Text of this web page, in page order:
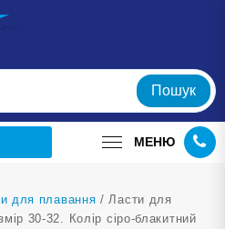
Пошук
МЕНЮ
для плавання / Ласти для
30-32. Колір сіро-блакитний